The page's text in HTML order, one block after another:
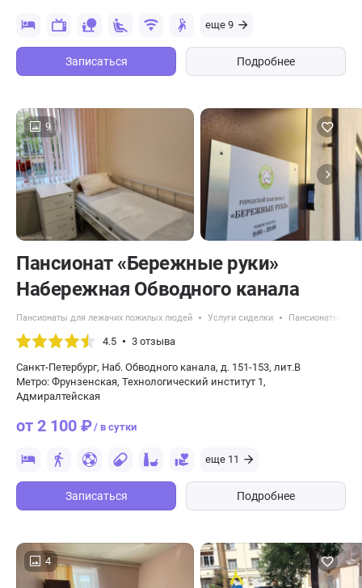
еще 9
Записаться Подробнее
9
Пансионат «Бережные руки»
Набережная Обводного канала
Пансионаты для лежачих пожилых людей Услуги сиделки Пансионаты с
4.5 3 отзыва
Санкт-Петербург, Наб. Обводного канала, д. 151-153, лит.В
Метро: Фрунзенская, Технологический институт 1,
Адмиралтейская
от 2 100 ₽/ в сутки
еще 11
Записаться Подробнее
4